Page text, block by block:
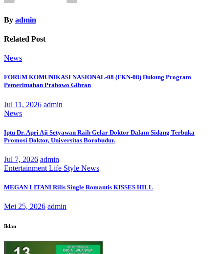
By admin
Related Post
News
FORUM KOMUNIKASI NASIONAL-08 (FKN-08) Dukung Program
Pemerintahan Prabowo Gibran
Jul 11, 2026 admin
News
Iptu Dr. Apri Aji Setyawan Raih Gelar Doktor Dalam Sidang Terbuka
Promosi Doktor, Universitas Borobudur.
Jul 7, 2026 admin
Entertainment Life Style News
MEGAN LITANI Rilis Single Romantis KISSES HILL
Mei 25, 2026 admin
Iklan